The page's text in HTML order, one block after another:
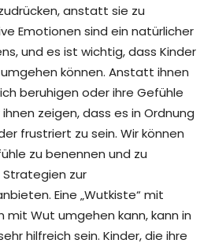
anstatt sie zu
Emotionen sind ein natürlicher
und es ist wichtig, dass Kinder
können. Anstatt ihnen
beruhigen oder ihre Gefühle
zeigen, dass es in Ordnung
frustriert zu sein. Wir können
zu benennen und zu
Strategien zur
Eine „Wutkiste“ mit
mit Wut umgehen kann, kann in
hilfreich sein. Kinder, die ihre